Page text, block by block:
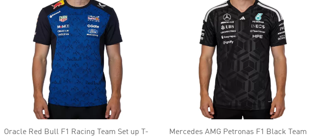
Oracle Red Bull F1 Racing Team Set up T-
Mercedes AMG Petronas F1 Black Team